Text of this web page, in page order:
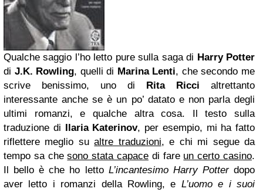
Qualche saggio l’ho letto pure sulla saga di Harry Potter
di J.K. Rowling, quelli di Marina Lenti, che secondo me
scrive benissimo, uno di Rita Ricci altrettanto
interessante anche se è un po’ datato e non parla degli
ultimi romanzi, e qualche altra cosa. Il testo sulla
traduzione di Ilaria Katerinov, per esempio, mi ha fatto
riflettere meglio sualtre traduzioni, e chi mi segue da
tempo sa chesono stata capace di fare un certo casino.
Il bello è che ho letto L’incantesimo Harry Potterdopo
aver letto i romanzi della Rowling, e L’uomo e i suoi